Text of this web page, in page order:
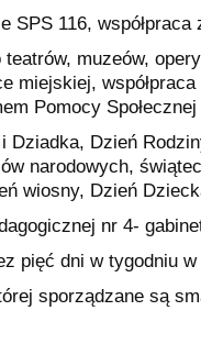
SPS 116,
muzeów,
miejskiej,
Pomocy
Dzień
narodowych,
wiosny, Dzień
nr 4-
pięć dni w tygodniu
sporządzane są